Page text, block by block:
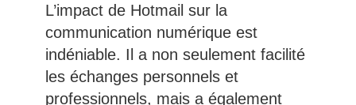
L’impact de Hotmail sur la
communication numérique est
indéniable. Il a non seulement facilité
les échanges personnels et
professionnels, mais a également